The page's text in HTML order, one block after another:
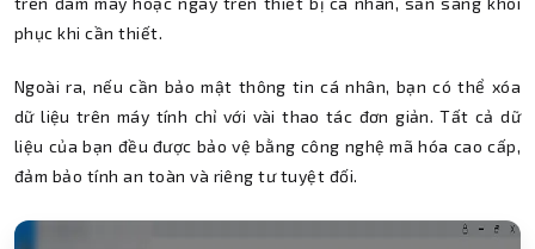
phục khi cần thiết.
Ngoài ra, nếu cần bảo mật thông tin cá nhân, bạn có thể xóa
dữ liệu trên máy tính chỉ với vài thao tác đơn giản. Tất cả dữ
liệu của bạn đều được bảo vệ bằng công nghệ mã hóa cao cấp,
đảm bảo tính an toàn và riêng tư tuyệt đối.